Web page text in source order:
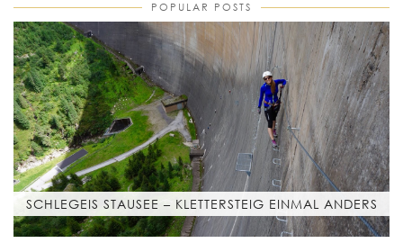
POPULAR POSTS
SCHLEGEIS STAUSEE – KLETTERSTEIG EINMAL ANDERS